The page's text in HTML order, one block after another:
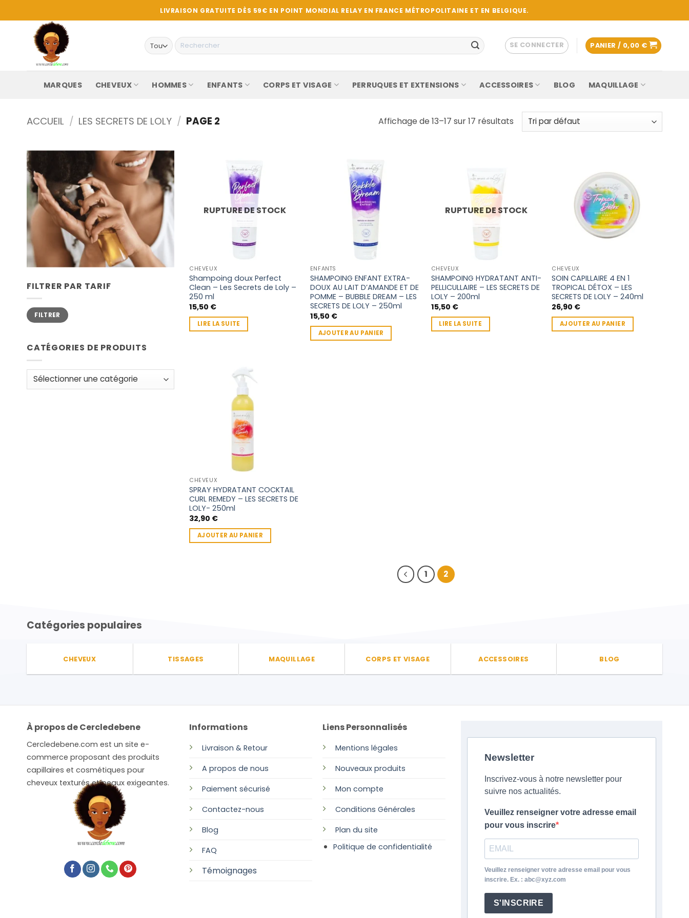
au
LIVRAISON GRATUITE DÈS 59€ EN POINT MONDIAL RELAY EN FRANCE MÉTROPOLITAINE ET EN BELGIQUE.
Recherche
pour :
SE CONNECTER PANIER / 0,00 €
MARQUES CHEVEUX HOMMES ENFANTS CORPS ET VISAGE PERRUQUES ET EXTENSIONS ACCESSOIRES BLOG MAQUILLAGE
ACCUEIL / LES SECRETS DE LOLY / PAGE 2 Affichage de 13–17 sur 17 résultats
FILTRER PAR TARIF
Prix
min
Prix
maxFILTRER
CATÉGORIES DE PRODUITS
RUPTURE DE STOCK
CHEVEUX
Shampoing doux Perfect
Clean – Les Secrets de Loly –
250 ml
15,50 €
LIRE LA SUITE
ENFANTS
SHAMPOING ENFANT EXTRA-
DOUX AU LAIT D’AMANDE ET DE
POMME – BUBBLE DREAM – LES
SECRETS DE LOLY – 250ml
15,50 €
AJOUTER AU PANIER
RUPTURE DE STOCK
CHEVEUX
SHAMPOING HYDRATANT ANTI-
PELLICULLAIRE – LES SECRETS DE
LOLY – 200ml
15,50 €
LIRE LA SUITE
CHEVEUX
SOIN CAPILLAIRE 4 EN 1
TROPICAL DÉTOX – LES
SECRETS DE LOLY – 240ml
26,90 €
AJOUTER AU PANIER
CHEVEUX
SPRAY HYDRATANT COCKTAIL
CURL REMEDY – LES SECRETS DE
LOLY- 250ml
32,90 €
AJOUTER AU PANIER
1 2
Catégories populaires
CHEVEUX TISSAGES MAQUILLAGE CORPS ET VISAGE ACCESSOIRES BLOG
À propos de Cercledebene
Cercledebene.com est un site e-
commerce proposant des produits
capillaires et cosmétiques pour
cheveux texturés et peaux exigeantes.
Informations
Livraison & Retour
A propos de nous
Paiement sécurisé
Contactez-nous
Blog
FAQ
Témoignages
Liens Personnalisés
Mentions légales
Nouveaux produits
Mon compte
Conditions Générales
Plan du site
Politique de confidentialité
Newsletter
Inscrivez-vous à notre newsletter pour
suivre nos actualités.
Veuillez renseigner votre adresse email
pour vous inscrire
Veuillez renseigner votre adresse email pour vous
inscrire. Ex. : abc@xyz.com
S'INSCRIRE